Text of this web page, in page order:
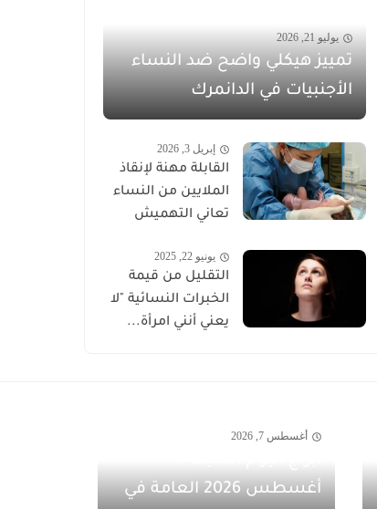
يوليو 21, 2026
تمييز هيكلي واضح ضد النساء
الأجنبيات في الدانمرك
إبريل 3, 2026
القابلة مهنة لإنقاذ
الملايين من النساء
تعاني التهميش
يونيو 22, 2025
التقليل من قيمة
الخبرات النسائية "لا
يعني أنني امرأة...
أغسطس 7, 2026
أغسطس 2026 العامة في